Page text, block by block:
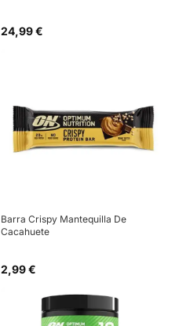
24,99 €
Barra Crispy Mantequilla De
Cacahuete
2,99 €